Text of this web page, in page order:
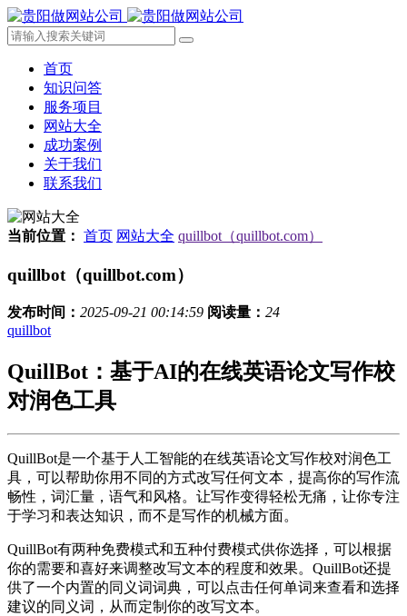
首页
知识问答
服务项目
网站大全
成功案例
关于我们
联系我们
当前位置： 首页 网站大全 quillbot（quillbot.com）
quillbot（quillbot.com）
发布时间： 2025-09-21 00:14:59 阅读量： 24
quillbot
QuillBot：基于AI的在线英语论文写作校
对润色工具
QuillBot是一个基于人工智能的在线英语论文写作校对润色工
具，可以帮助你用不同的方式改写任何文本，提高你的写作流
畅性，词汇量，语气和风格。让写作变得轻松无痛，让你专注
于学习和表达知识，而不是写作的机械方面。
QuillBot有两种免费模式和五种付费模式供你选择，可以根据
你的需要和喜好来调整改写文本的程度和效果。QuillBot还提
供了一个内置的同义词词典，可以点击任何单词来查看和选择
建议的同义词，从而定制你的改写文本。